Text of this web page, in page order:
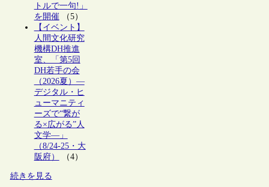
トルで一句!」
を開催（5）
【イベント】
人間文化研究
機構DH推進
室、「第5回
DH若手の会
（2026夏）―
デジタル・ヒ
ューマニティ
ーズで“繋が
る×広がる”人
文学―」
（8/24-25・大
阪府）
（4）
続きを見る